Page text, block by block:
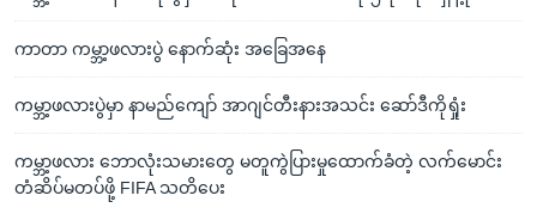
ကာတာ ကမ္ဘာ့ဖလားပွဲ နောက်ဆုံး အခြေအနေ
ကမ္ဘာ့ဖလားပွဲမှာ နာမည်ကျော် အာဂျင်တီးနားအသင်း ဆော်ဒီကိုရှုံး
ကမ္ဘာ့ဖလား ဘောလုံးသမားတွေ မတူကွဲပြားမှုထောက်ခံတဲ့ လက်မောင်း
တံဆိပ်မတပ်ဖို့ FIFA သတိပေး